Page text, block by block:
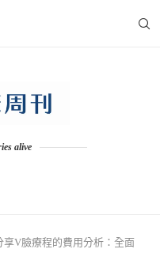
alive
享V臉療程的費用分析：全面